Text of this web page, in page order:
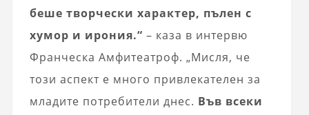
беше творчески характер, пълен с
хумор и ирония.“ – каза в интервю
Франческа Амфитеатроф. „Мисля, че
този аспект е много привлекателен за
младите потребители днес. Във всеки